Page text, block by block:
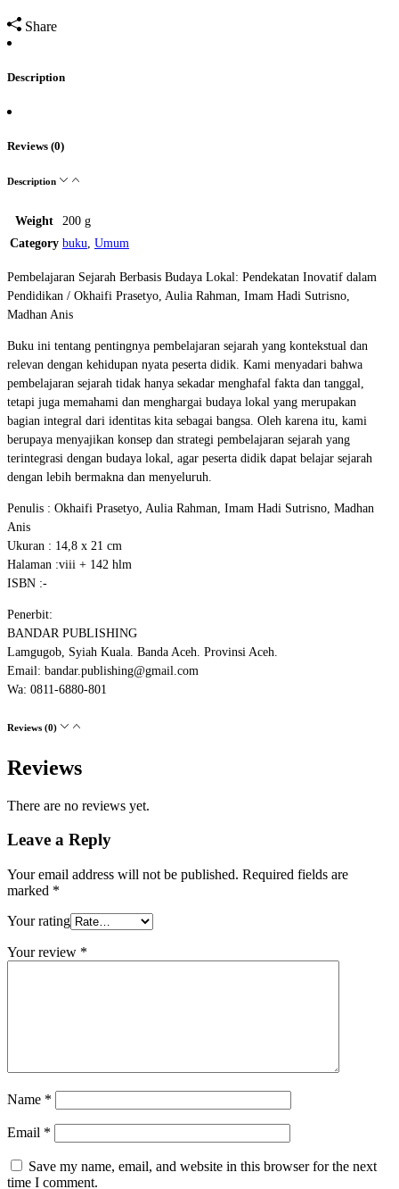
Share
Description
Reviews (0)
Description
Weight
200 g
Category buku Umum
Pembelajaran Sejarah Berbasis Budaya Lokal: Pendekatan Inovatif dalam
Pendidikan / Okhaifi Prasetyo, Aulia Rahman, Imam Hadi Sutrisno,
Madhan Anis
Buku ini tentang pentingnya pembelajaran sejarah yang kontekstual dan
relevan dengan kehidupan nyata peserta didik. Kami menyadari bahwa
pembelajaran sejarah tidak hanya sekadar menghafal fakta dan tanggal,
tetapi juga memahami dan menghargai budaya lokal yang merupakan
bagian integral dari identitas kita sebagai bangsa. Oleh karena itu, kami
berupaya menyajikan konsep dan strategi pembelajaran sejarah yang
terintegrasi dengan budaya lokal, agar peserta didik dapat belajar sejarah
dengan lebih bermakna dan menyeluruh.
Penulis : Okhaifi Prasetyo, Aulia Rahman, Imam Hadi Sutrisno, Madhan
Anis
Ukuran : 14,8 x 21 cm
Halaman :viii + 142 hlm
ISBN :-
Penerbit:
BANDAR PUBLISHING
Lamgugob, Syiah Kuala. Banda Aceh. Provinsi Aceh.
Email: bandar.publishing@gmail.com
Wa: 0811-6880-801
Reviews (0)
Reviews
There are no reviews yet.
Leave a Reply
Your email address will not be published. Required fields are
marked *
Your rating
Your review *
Name *
Email *
Save my name, email, and website in this browser for the next
time I comment.